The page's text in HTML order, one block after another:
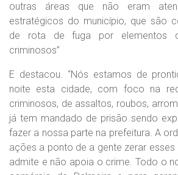
outras áreas que não eram
estratégicos do município, que são
de rota de fuga por elementos
criminosos”
E destacou. “Nós estamos de
noite esta cidade, com foco na
criminosos, de assaltos, roubos,
já tem mandado de prisão sendo
fazer a nossa parte na prefeitura. A
ações a ponto de a gente zerar esses
admite e não apoia o crime. Todo o